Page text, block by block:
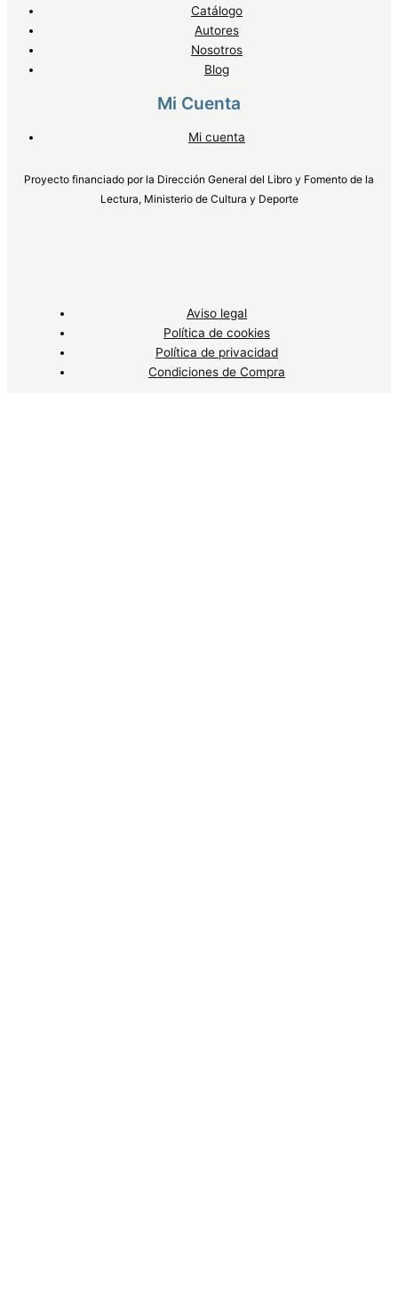
Catálogo
Autores
Nosotros
Blog
Mi Cuenta
Mi cuenta
Proyecto financiado por la Dirección General del Libro y Fomento de la
Lectura, Ministerio de Cultura y Deporte
Aviso legal
Política de cookies
Política de privacidad
Condiciones de Compra